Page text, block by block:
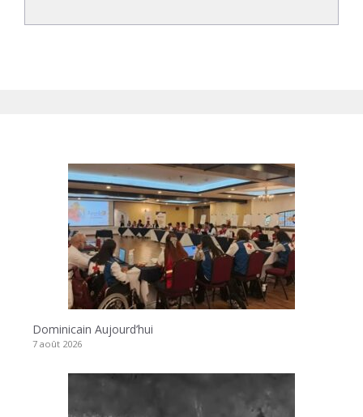
Dominicain Aujourd’hui
7 août 2026